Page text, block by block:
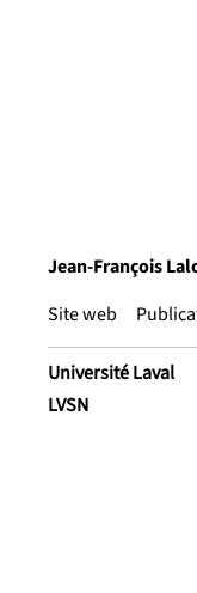
Jean-François
Site web
Université Laval
LVSN